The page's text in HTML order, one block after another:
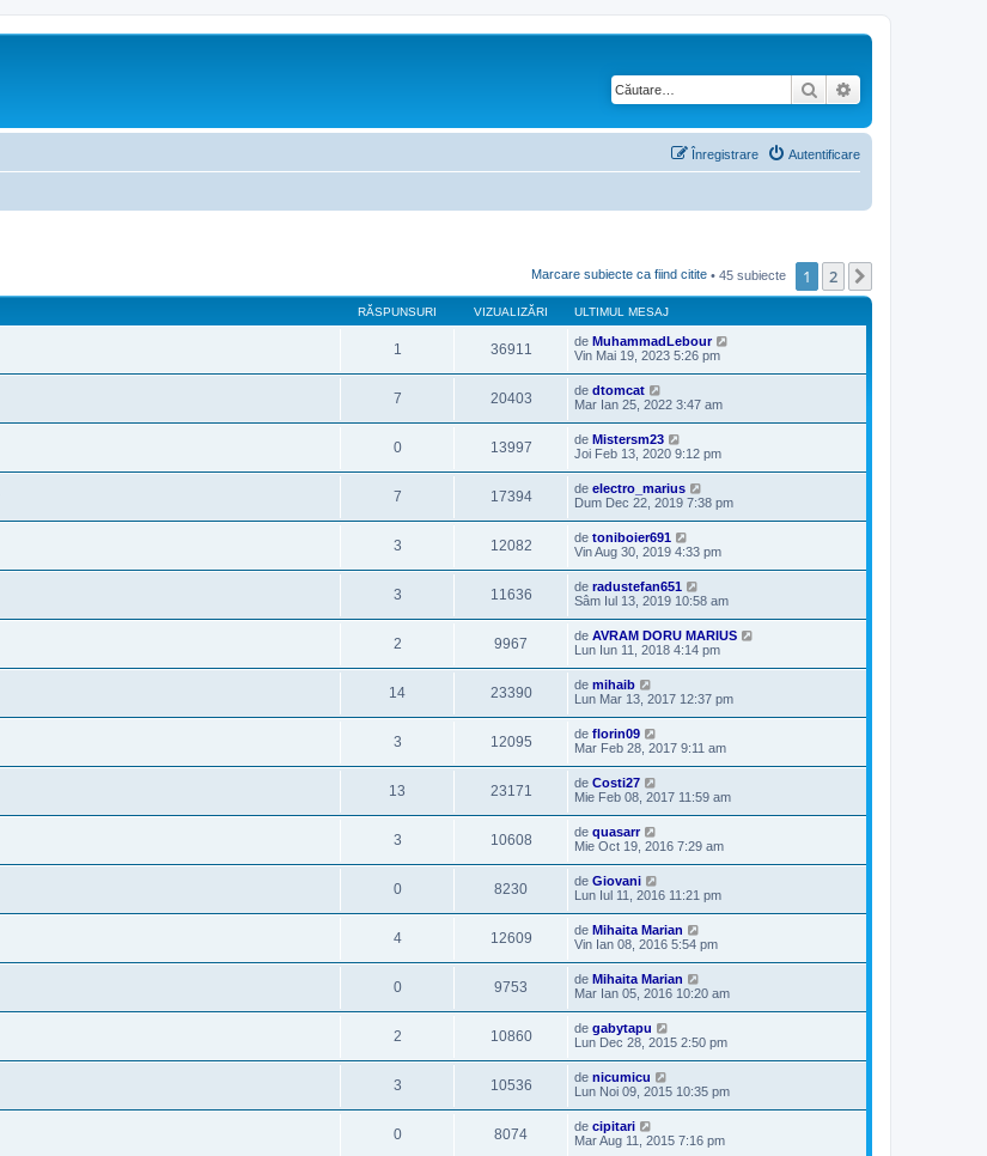
Căutare
Autentificare
Înregistrare
Marcare subiecte ca fiind citite • 45 subiecte 1 2
RĂSPUNSURI VIZUALIZĂRI ULTIMUL MESAJ
1 36911 de MuhammadLebour
Vin Mai 19, 2023 5:26 pm
7 20403 de dtomcat
Mar Ian 25, 2022 3:47 am
0 13997 de Mistersm23
Joi Feb 13, 2020 9:12 pm
7 17394 de electro_marius
Dum Dec 22, 2019 7:38 pm
3 12082 de toniboier691
Vin Aug 30, 2019 4:33 pm
3 11636 de radustefan651
Sâm Iul 13, 2019 10:58 am
2 9967 de AVRAM DORU MARIUS
Lun Iun 11, 2018 4:14 pm
14 23390 de mihaib
Lun Mar 13, 2017 12:37 pm
3 12095 de florin09
Mar Feb 28, 2017 9:11 am
13 23171 de Costi27
Mie Feb 08, 2017 11:59 am
3 10608 de quasarr
Mie Oct 19, 2016 7:29 am
0 8230 de Giovani
Lun Iul 11, 2016 11:21 pm
4 12609 de Mihaita Marian
Vin Ian 08, 2016 5:54 pm
0 9753 de Mihaita Marian
Mar Ian 05, 2016 10:20 am
2 10860 de gabytapu
Lun Dec 28, 2015 2:50 pm
3 10536 de nicumicu
Lun Noi 09, 2015 10:35 pm
0 8074 de cipitari
Mar Aug 11, 2015 7:16 pm